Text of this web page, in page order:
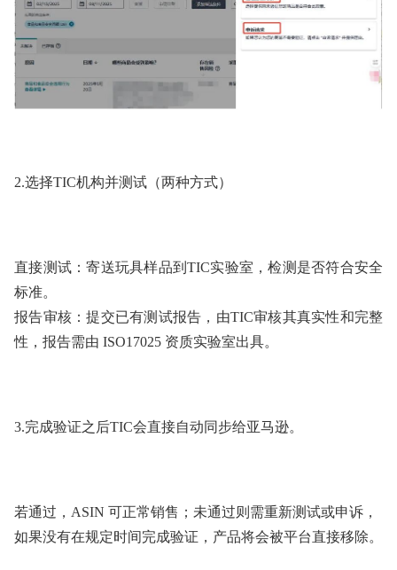
2.选择TIC机构并测试（两种方式）
直接测试：寄送玩具样品到TIC实验室，检测是否符合安全
标准。
报告审核：提交已有测试报告，由TIC审核其真实性和完整
性，报告需由 ISO17025 资质实验室出具。
3.完成验证之后TIC会直接自动同步给亚马逊。
若通过，ASIN 可正常销售；未通过则需重新测试或申诉，
如果没有在规定时间完成验证，产品将会被平台直接移除。